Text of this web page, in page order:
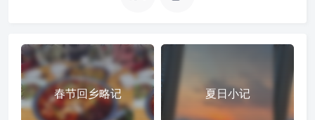
春节回乡略记 夏日小记